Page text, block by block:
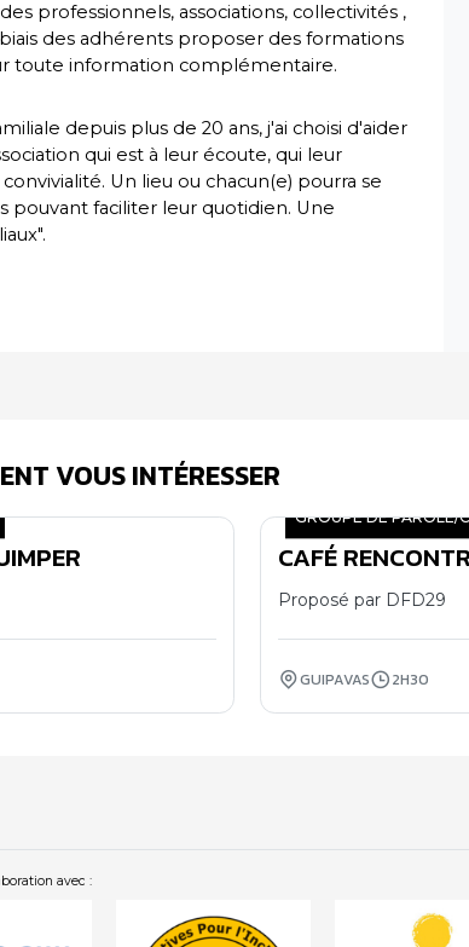
professionnels, associations, collectivités ,
des adhérents proposer des formations
toute information complémentaire.
depuis plus de 20 ans, j'ai choisi d'aider
qui est à leur écoute, qui leur
Un lieu ou chacun(e) pourra se
pouvant faciliter leur quotidien. Une
VOUS INTÉRESSER
07
11
GROUPE DE PAROLE/
CAFÉ
Proposé par DFD29
GUIPAVAS 2H30
avec :